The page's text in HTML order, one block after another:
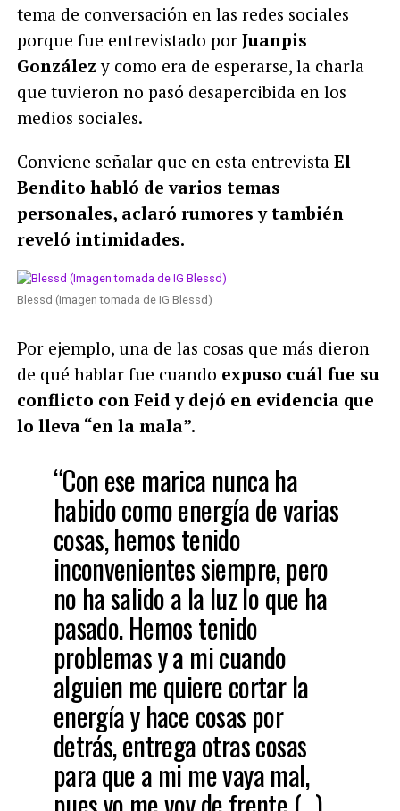
tema de conversación en las redes sociales
porque fue entrevistado por Juanpis
González y como era de esperarse, la charla
que tuvieron no pasó desapercibida en los
medios sociales.
Conviene señalar que en esta entrevistaEl
Bendito habló de varios temas
personales, aclaró rumores y también
reveló intimidades.
Blessd (Imagen tomada de IG Blessd)
Por ejemplo, una de las cosas que más dieron
de qué hablar fue cuando expuso cuál fue su
conflicto con Feid y dejó en evidencia que
lo lleva “en la mala”.
“Con ese marica nunca ha
habido como energía de varias
cosas, hemos tenido
inconvenientes siempre, pero
no ha salido a la luz lo que ha
pasado. Hemos tenido
problemas y a mi cuando
alguien me quiere cortar la
energía y hace cosas por
detrás, entrega otras cosas
para que a mi me vaya mal,